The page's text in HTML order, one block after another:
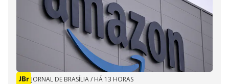
JORNAL DE BRASÍLIA/ HÁ 13 HORAS